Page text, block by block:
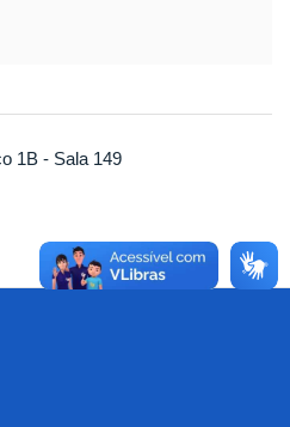
1B - Sala 149